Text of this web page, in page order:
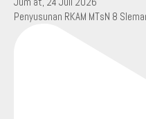
Penyusunan RKAM MTsN 8